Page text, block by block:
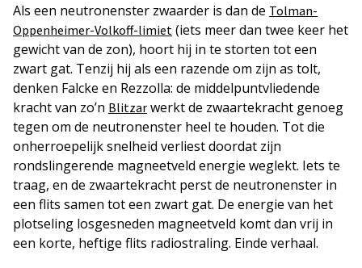
Als een neutronenster zwaarder is dan de Tolman-
Oppenheimer-Volkoff-limiet (iets meer dan twee keer het
gewicht van de zon), hoort hij in te storten tot een
zwart gat. Tenzij hij als een razende om zijn as tolt,
denken Falcke en Rezzolla: de middelpuntvliedende
kracht van zo’n Blitzar werkt de zwaartekracht genoeg
tegen om de neutronenster heel te houden. Tot die
onherroepelijk snelheid verliest doordat zijn
rondslingerende magneetveld energie weglekt. Iets te
traag, en de zwaartekracht perst de neutronenster in
een flits samen tot een zwart gat. De energie van het
plotseling losgesneden magneetveld komt dan vrij in
een korte, heftige flits radiostraling. Einde verhaal.